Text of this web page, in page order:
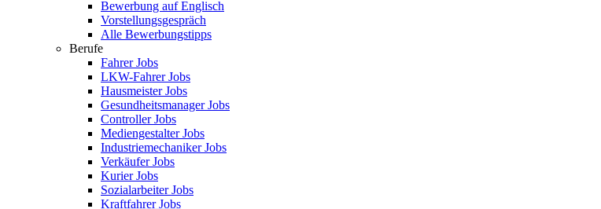
Bewerbung auf Englisch
Vorstellungsgespräch
Alle Bewerbungstipps
Berufe
Fahrer Jobs
LKW-Fahrer Jobs
Hausmeister Jobs
Gesundheitsmanager Jobs
Controller Jobs
Mediengestalter Jobs
Industriemechaniker Jobs
Verkäufer Jobs
Kurier Jobs
Sozialarbeiter Jobs
Kraftfahrer Jobs